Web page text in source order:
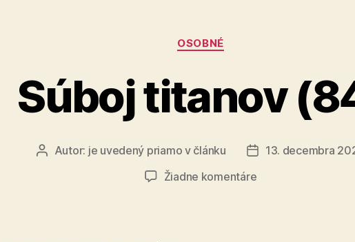
Kategórie
OSOBNÉ
Súboj titanov
AutorAutor: je uvedený priamo v článku
Dátum
13. decembra
Žiadne komentárena